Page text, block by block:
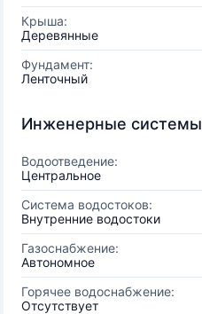
Крыша:
Деревянные
Фундамент:
Ленточный
Инженерные системы
Водоотведение:
Центральное
Система водостоков:
Внутренние водостоки
Газоснабжение:
Автономное
Горячее водоснабжение:
Отсутствует